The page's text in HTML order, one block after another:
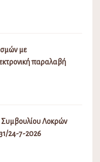
με
παραλαβή
Λοκρών
24-7-2026